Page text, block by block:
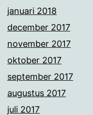
januari 2018
december 2017
november 2017
oktober 2017
september 2017
augustus 2017
juli 2017